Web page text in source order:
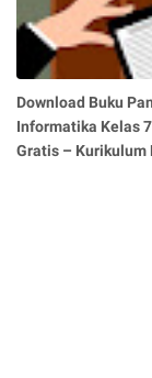
Download Buku
Informatika Kelas
Gratis – Kurikulum